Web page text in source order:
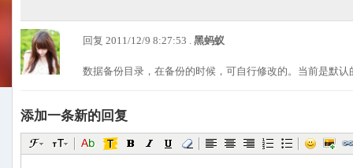
回复 2011/12/9 8:27:53 .黑蚂蚁
数据备份目录，在备份的时候，可自行修改的。当前是默认
添加一条新的回复